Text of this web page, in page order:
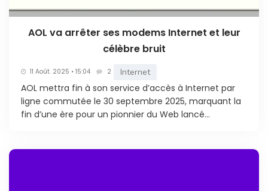
AOL va arrêter ses modems Internet et leur
célèbre bruit
11 Août. 2025 • 15:04 2 Internet
AOL mettra fin à son service d’accès à Internet par
ligne commutée le 30 septembre 2025, marquant la
fin d’une ère pour un pionnier du Web lancé...